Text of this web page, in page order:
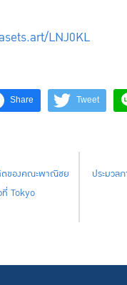
LNJ0KL
Share Tweet
ของคณะพาณิชย
Tokyo
ประมวล